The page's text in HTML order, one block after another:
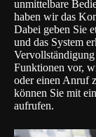
unmittelbare
haben wir das
Dabei geben Sie
und das System
Funktionen vor,
oder einen Anruf
können Sie mit
aufrufen.